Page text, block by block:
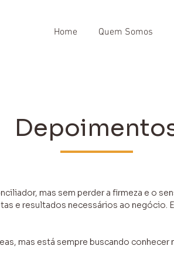
Home Quem Somos
mas sem perder a firmeza e o
e resultados necessários ao negócio.
mas está sempre buscando